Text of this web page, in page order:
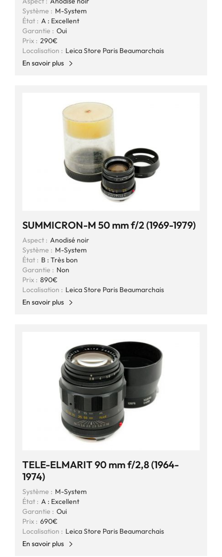
Système : M-System
État : A : Excellent
Garantie : Oui
Prix : 290€
Localisation : Leica Store Paris Beaumarchais
En savoir plus
SUMMICRON-M 50 mm f/2 (1969-1979)
Aspect : Anodisé noir
Système : M-System
État : B : Très bon
Garantie : Non
Prix : 890€
Localisation : Leica Store Paris Beaumarchais
En savoir plus
TELE-ELMARIT 90 mm f/2,8 (1964-
1974)
Système : M-System
État : A : Excellent
Garantie : Oui
Prix : 690€
Localisation : Leica Store Paris Beaumarchais
En savoir plus